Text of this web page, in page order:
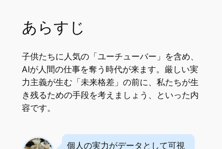
あらすじ
子供たちに人気の「ユーチューバー」を含め、
AIが人間の仕事を奪う時代が来ます。厳しい実
力主義が生む「未来格差」の前に、私たちが生
き残るための手段を考えましょう、といった内
容です。
個人の実力がデータとして可視